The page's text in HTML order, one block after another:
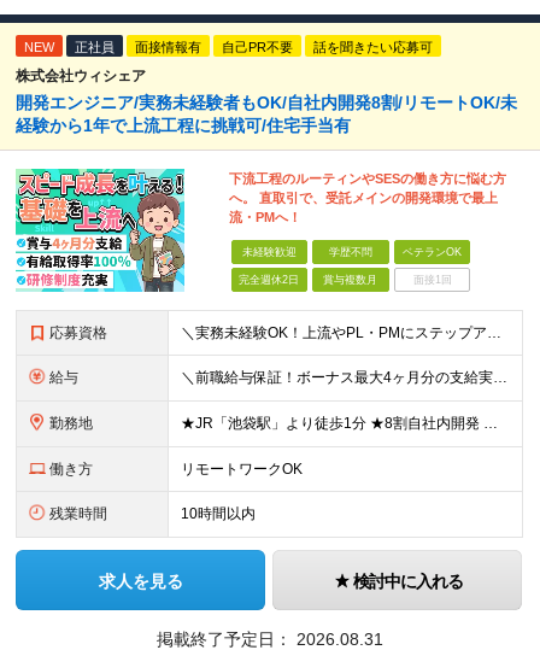
NEW 正社員 面接情報有 自己PR不要 話を聞きたい応募可
株式会社ウィシェア
開発エンジニア/実務未経験者もOK/自社内開発8割/リモートOK/未
経験から1年で上流工程に挑戦可/住宅手当有
下流工程のルーティンやSESの働き方に悩む方
へ。 直取引で、受託メインの開発環境で最上
流・PMへ！
未経験歓迎 学歴不問 ベテランOK
完全週休2日 賞与複数月 面接1回
応募資格 ＼実務未経験OK！上流やPL・PMにステップアップ可／ ☆20～30代若手エンジニア活躍中！ ◆学歴不問 ◆第二新卒OK ◆実務未経験OK └独学やスクール経験のみの方も大歓迎！ ＜こんな方にピッ
給与 ＼前職給与保証！ボーナス最大4ヶ月分の支給実績あり！／ ★賞与年2回、報奨金年1回支給！ ◆開発経験をお持ちの方 月給30万円～＋賞与年2回＋報奨金年1回＋各種手当 ◆実務未経験の方 月給24万円
勤務地 ★JR「池袋駅」より徒歩1分 ★8割自社内開発 ★転勤なし 本社／東京都豊島区西池袋3-30-4 K＆Hビル7F ※本社での受託開発がメインですが、SESとしてプロジェクト先（関東）にて勤務する場
働き方 リモートワークOK
残業時間 10時間以内
求人を見る 検討中に入れる
掲載終了予定日： 2026.08.31